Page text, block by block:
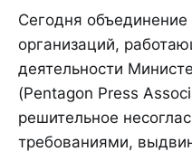
Сегодня
организаций,
деятельности
(Pentagon Press
решительное
требованиями,